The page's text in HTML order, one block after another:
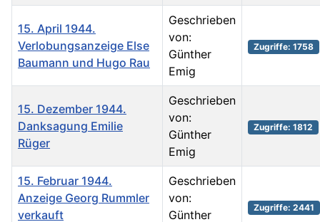
15. April 1944.
Verlobungsanzeige Else
Baumann und Hugo Rau
Geschrieben
von:
Günther
Emig
Zugriffe: 1758
15. Dezember 1944.
Danksagung Emilie
Rüger
Geschrieben
von:
Günther
Emig
Zugriffe: 1812
15. Februar 1944.
Anzeige Georg Rummler
verkauft
Geschrieben
von:
Günther
Zugriffe: 2441